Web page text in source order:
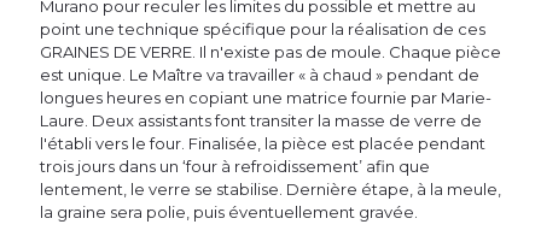
Murano pour reculer les limites du possible et mettre au
point une technique spécifique pour la réalisation de ces
GRAINES DE VERRE. Il n'existe pas de moule. Chaque pièce
est unique. Le Maître va travailler « à chaud » pendant de
longues heures en copiant une matrice fournie par Marie-
Laure. Deux assistants font transiter la masse de verre de
l'établi vers le four. Finalisée, la pièce est placée pendant
trois jours dans un ‘four à refroidissement’ afin que
lentement, le verre se stabilise. Dernière étape, à la meule,
la graine sera polie, puis éventuellement gravée.